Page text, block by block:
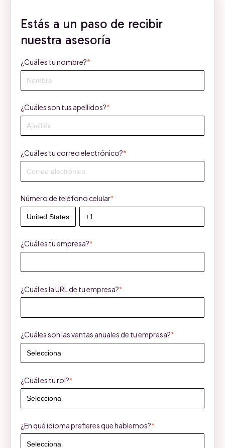
Estás a un paso de recibir
nuestra asesoría
¿Cuál es tu nombre?*
¿Cuáles son tus apellidos?*
¿Cuál es tu correo electrónico?*
Número de teléfono celular*
¿Cuál es tu empresa?*
¿Cuál es la URL de tu empresa?*
¿Cuáles son las ventas anuales de tu empresa?*
¿Cuál es tu rol?*
¿En qué idioma prefieres que hablemos?*